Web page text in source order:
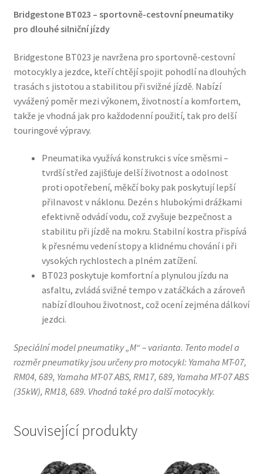
Bridgestone BT023 – sportovně-cestovní pneumatiky
pro dlouhé silniční jízdy
Bridgestone BT023 je navržena pro sportovně-cestovní
motocykly a jezdce, kteří chtějí spojit pohodlí na dlouhých
trasách s jistotou a stabilitou při svižné jízdě. Nabízí
vyvážený poměr mezi výkonem, životností a komfortem,
takže je vhodná jak pro každodenní použití, tak pro delší
touringové výpravy.
Pneumatika využívá konstrukci s více směsmi –
tvrdší střed zajišťuje delší životnost a odolnost
proti opotřebení, měkčí boky pak poskytují lepší
přilnavost v náklonu. Dezén s hlubokými drážkami
efektivně odvádí vodu, což zvyšuje bezpečnost a
stabilitu při jízdě na mokru. Stabilní kostra přispívá
k přesnému vedení stopy a klidnému chování i při
vysokých rychlostech a plném zatížení.
BT023 poskytuje komfortní a plynulou jízdu na
asfaltu, zvládá svižné tempo v zatáčkách a zároveň
nabízí dlouhou životnost, což ocení zejména dálkoví
jezdci.
Speciální model pneumatiky „M“ – varianta. Tento model a
rozměr pneumatiky jsou určeny pro motocykl: Yamaha MT-07,
RM04, 689, Yamaha MT-07 ABS, RM17, 689, Yamaha MT-07 ABS
(35kW), RM18, 689. Vhodná také pro další motocykly.
Související produkty